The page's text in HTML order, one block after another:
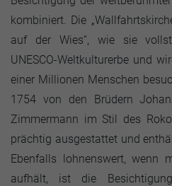
kombiniert. Die
auf der Wies“, wie sie
UNESCO-Weltkulturerbe und
einer Millionen Menschen
1754 von den Brüdern
Zimmermann im Stil des
prächtig ausgestattet und
Ebenfalls lohnenswert, wenn
aufhält, ist die